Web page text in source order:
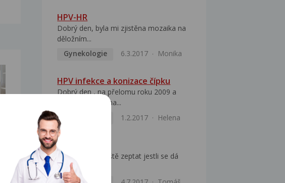
HPV-HR
Dobrý den, byla mi zjistěna mozaika na
děložním...
Gynekologie
6.3.2017 Monika
HPV infekce a konizace čípku
Dobrý den , na přelomu roku 2009 a
2010 jsem byla na...
1.2.2017 Helena
Přenos HPV
Chtěl bych se ještě zeptat jestli se dá
nějak přenést...